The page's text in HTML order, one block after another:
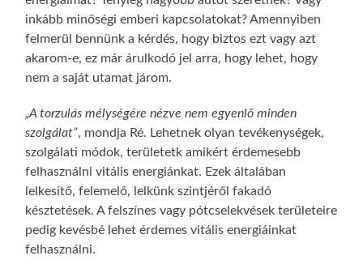
inkább minőségi emberi kapcsolatokat? Amennyiben
felmerül bennünk a kérdés, hogy biztos ezt vagy azt
akarom-e, ez már árulkodó jel arra, hogy lehet, hogy
nem a saját utamat járom.
„A torzulás mélységére nézve nem egyenlő minden
szolgálat”, mondja Ré. Lehetnek olyan tevékenységek,
szolgálati módok, területetk amikért érdemesebb
felhasználni vitális energiánkat. Ezek általában
lelkesítő, felemelő, lelkünk szintjéről fakadó
késztetések. A felszínes vagy pótcselekvések területeire
pedig kevésbé lehet érdemes vitális energiáinkat
felhasználni.